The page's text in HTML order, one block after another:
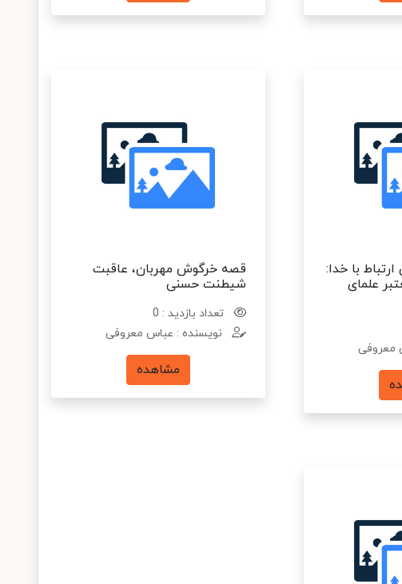
با خدا:
علمای
معروفی
قصه خرگوش مهربان، عاقبت
شیطنت حسنی
تعداد بازدید : 0
نویسنده : عباس معروفی
مشاهده